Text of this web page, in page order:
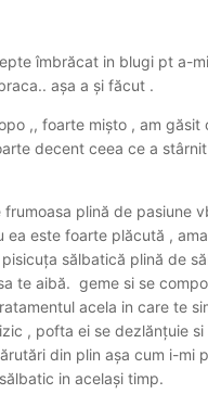
îmbrăcat in blugi pt a-
așa a și făcut .
,, foarte mișto , am găsit
decent ceea ce a
frumoasa plină de pasiune
este foarte plăcută ,
sălbatică plină de
te aibă. geme si se
acela in care te
, pofta ei se dezlănțuie si
din plin așa cum i-mi
in același timp.